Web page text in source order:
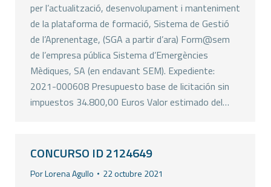
per l’actualització, desenvolupament i manteniment
de la plataforma de formació, Sistema de Gestió
de l’Aprenentage, (SGA a partir d’ara) Form@sem
de l’empresa pública Sistema d’Emergències
Mèdiques, SA (en endavant SEM). Expediente:
2021-000608 Presupuesto base de licitación sin
impuestos 34.800,00 Euros Valor estimado del…
CONCURSO ID 2124649
PorLorena Agullo 22 octubre 2021